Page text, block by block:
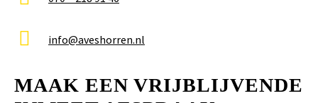
info@aveshorren.nl
MAAK EEN VRIJBLIJVENDE